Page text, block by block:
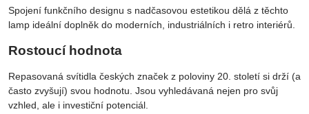
Spojení funkčního designu s nadčasovou estetikou dělá z těchto
lamp ideální doplněk do moderních, industriálních i retro interiérů.
Rostoucí hodnota
Repasovaná svítidla českých značek z poloviny 20. století si drží (a
často zvyšují) svou hodnotu. Jsou vyhledávaná nejen pro svůj
vzhled, ale i investiční potenciál.